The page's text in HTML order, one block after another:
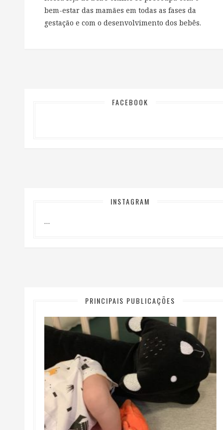
bem-estar das mamães em todas as fases da
gestação e com o desenvolvimento dos bebês.
FACEBOOK
INSTAGRAM
…
PRINCIPAIS PUBLICAÇÕES